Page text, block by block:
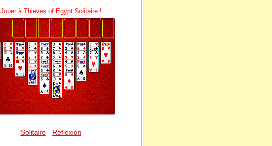
Jouer à Thieves of Egypt Solitaire !
Solitaire- Réflexion